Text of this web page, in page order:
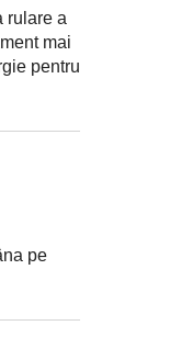
rulare a
mai
pentru
pe